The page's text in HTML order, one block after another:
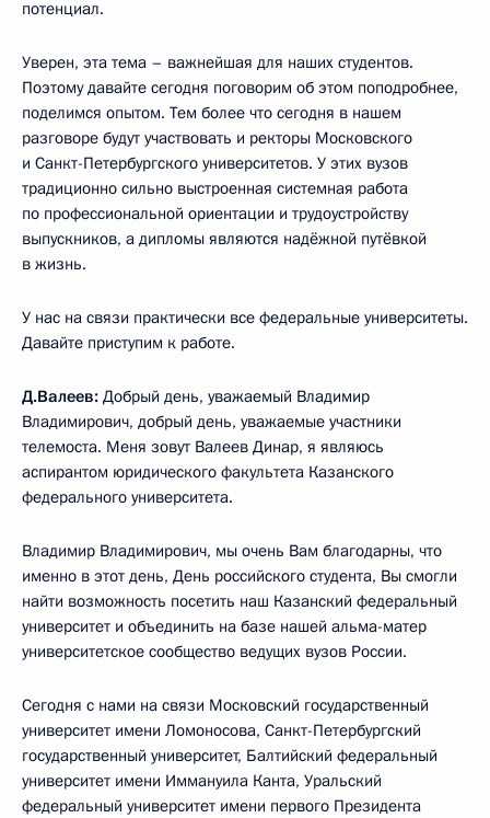
потенциал.
Уверен, эта тема – важнейшая для наших студентов.
Поэтому давайте сегодня поговорим об этом поподробнее,
поделимся опытом. Тем более что сегодня в нашем
разговоре будут участвовать и ректоры Московского
и Санкт-Петербургского университетов. У этих вузов
традиционно сильно выстроенная системная работа
по профессиональной ориентации и трудоустройству
выпускников, а дипломы являются надёжной путёвкой
в жизнь.
У нас на связи практически все федеральные университеты.
Давайте приступим к работе.
Д.Валеев: Добрый день, уважаемый Владимир
Владимирович, добрый день, уважаемые участники
телемоста. Меня зовут Валеев Динар, я являюсь
аспирантом юридического факультета Казанского
федерального университета.
Владимир Владимирович, мы очень Вам благодарны, что
именно в этот день, День российского студента, Вы смогли
найти возможность посетить наш Казанский федеральный
университет и объединить на базе нашей альма-матер
университетское сообщество ведущих вузов России.
Сегодня с нами на связи Московский государственный
университет имени Ломоносова, Санкт-Петербургский
государственный университет, Балтийский федеральный
университет имени Иммануила Канта, Уральский
федеральный университет имени первого Президента